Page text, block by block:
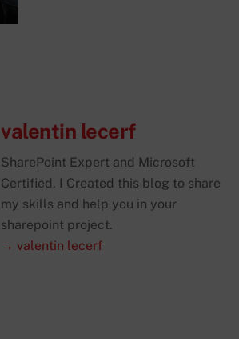
valentin lecerf
SharePoint Expert and Microsoft
Certified. I Created this blog to share
my skills and help you in your
sharepoint project.
→ valentin lecerf